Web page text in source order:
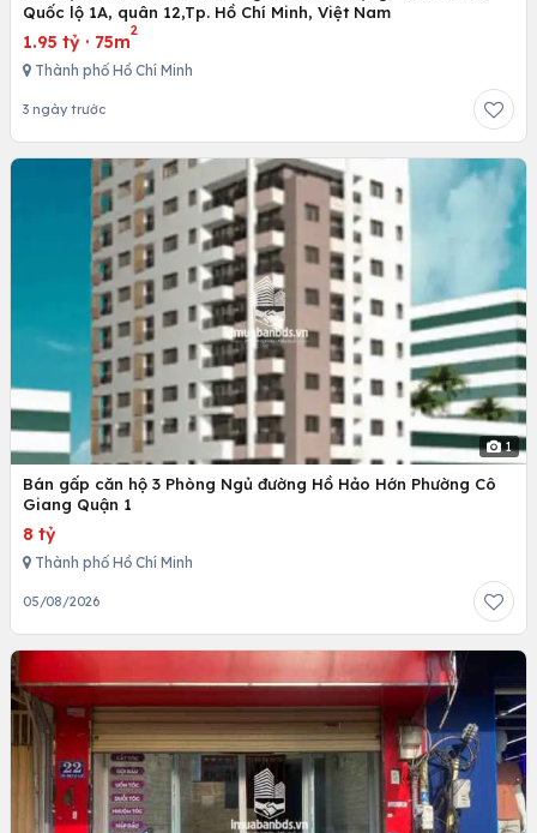
Quốc lộ 1A, quân 12,Tp. Hồ Chí Minh, Việt Nam
1.95 tỷ · 75m
2
Thành phố Hồ Chí Minh
3 ngày trước
1
Bán gấp căn hộ 3 Phòng Ngủ đường Hồ Hảo Hớn Phường Cô
Giang Quận 1
8 tỷ
Thành phố Hồ Chí Minh
05/08/2026